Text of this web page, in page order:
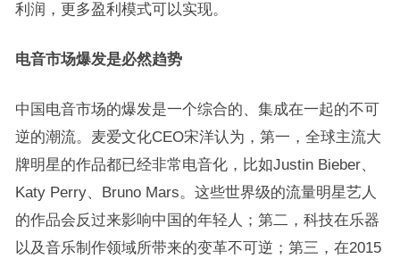
利润，更多盈利模式可以实现。
电音市场爆发是必然趋势
中国电音市场的爆发是一个综合的、集成在一起的不可
逆的潮流。麦爱文化CEO宋洋认为，第一，全球主流大
牌明星的作品都已经非常电音化，比如Justin Bieber、
Katy Perry、Bruno Mars。这些世界级的流量明星艺人
的作品会反过来影响中国的年轻人；第二，科技在乐器
以及音乐制作领域所带来的变革不可逆；第三，在2015